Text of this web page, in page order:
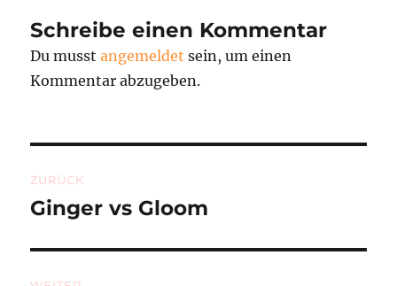
Schreibe einen Kommentar
Du musstangemeldet sein, um einen
Kommentar abzugeben.
ZURÜCK
Vorheriger
Ginger vs Gloom